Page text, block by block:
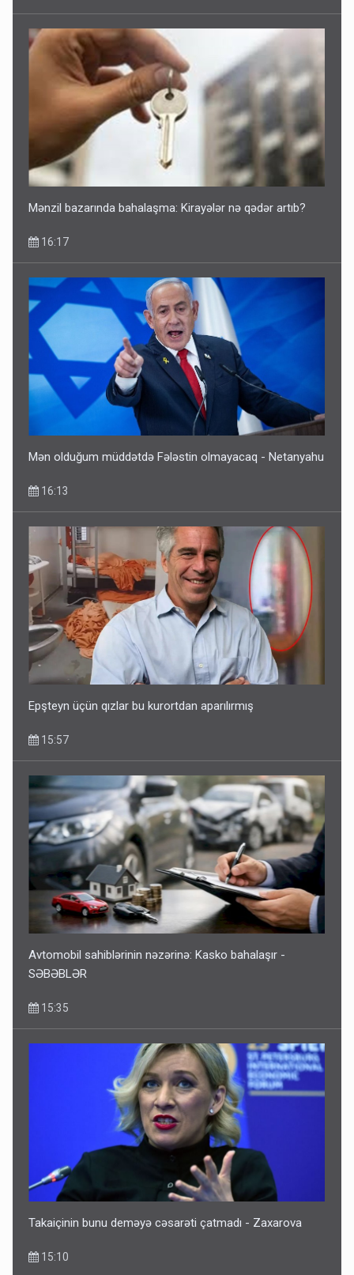
Mənzil bazarında bahalaşma: Kirayələr nə qədər artıb?
16:17
Mən olduğum müddətdə Fələstin olmayacaq - Netanyahu
16:13
Epşteyn üçün qızlar bu kurortdan aparılırmış
15:57
Avtomobil sahiblərinin nəzərinə: Kasko bahalaşır -
SƏBƏBLƏR
15:35
Takaiçinin bunu deməyə cəsarəti çatmadı - Zaxarova
15:10